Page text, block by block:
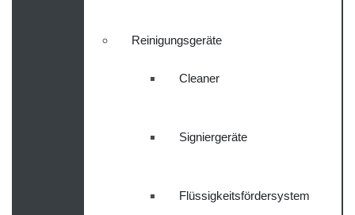
Reinigungsgeräte
Cleaner
Signiergeräte
Flüssigkeitsfördersystem